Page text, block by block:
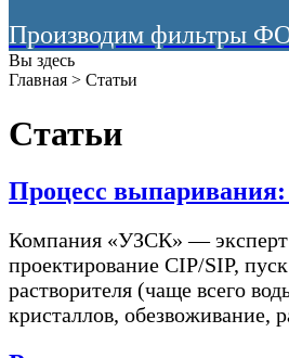
Производим фильтры
Вы здесь
Главная > Статьи
Статьи
Процесс выпаривания:
Компания «УЗСК» — эксперт
проектирование CIP/SIP,
растворителя (чаще всего
кристаллов, обезвоживание,